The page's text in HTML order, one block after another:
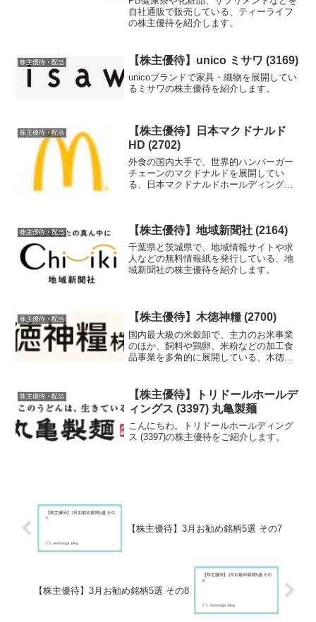
自社通販で販売している、ティーライフ
の株主優待を紹介します。
株主優待・配当 【株主優待】unico ミサワ (3169)
unicoブランドで家具・織物を展開してい
るミサワの株主優待を紹介します。
株主優待・配当
【株主優待】日本マクドナルド
HD (2702)
外食の国内大手で、世界的ハンバーガー
チェーンのマクドナルドを展開してい
る、日本マクドナルドホールディングス
株主優待・配当 【株主優待】地域新聞社 (2164)
千葉県と茨城県で、地域情報サイトや求
人などの無料情報紙を発行している、地
域新聞社の株主優待を紹介します。
株主優待・配当 【株主優待】木徳神糧 (2700)
国内最大級の米穀卸で、主力のお米事業
のほか、飼料や鶏卵、米粉などの加工食
品事業を多角的に展開している、木徳神
株主優待・配当
【株主優待】トリドールホールデ
ィングス (3397) 丸亀製麺
こんにちわ。トリドールホールディング
ス (3397)の株主優待をご紹介します。
【株主優待】3月お勧め銘柄5選 その7
【株主優待】3月お勧め銘柄5選 その8